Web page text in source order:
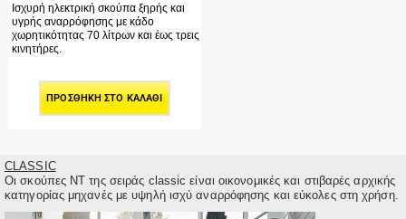
Ισχυρή ηλεκτρική σκούπα ξηρής και
υγρής αναρρόφησης με κάδο
χωρητικότητας 70 λίτρων και έως τρεις
κινητήρες.
ΠΡΟΣΘΉΚΗ ΣΤΟ ΚΑΛΆΘΙ
CLASSIC
Οι σκούπες ΝΤ της σειράς classic είναι οικονομικές και στιβαρές αρχικής
κατηγορίας μηχανές με υψηλή ισχύ αναρρόφησης και εύκολες στη χρήση.